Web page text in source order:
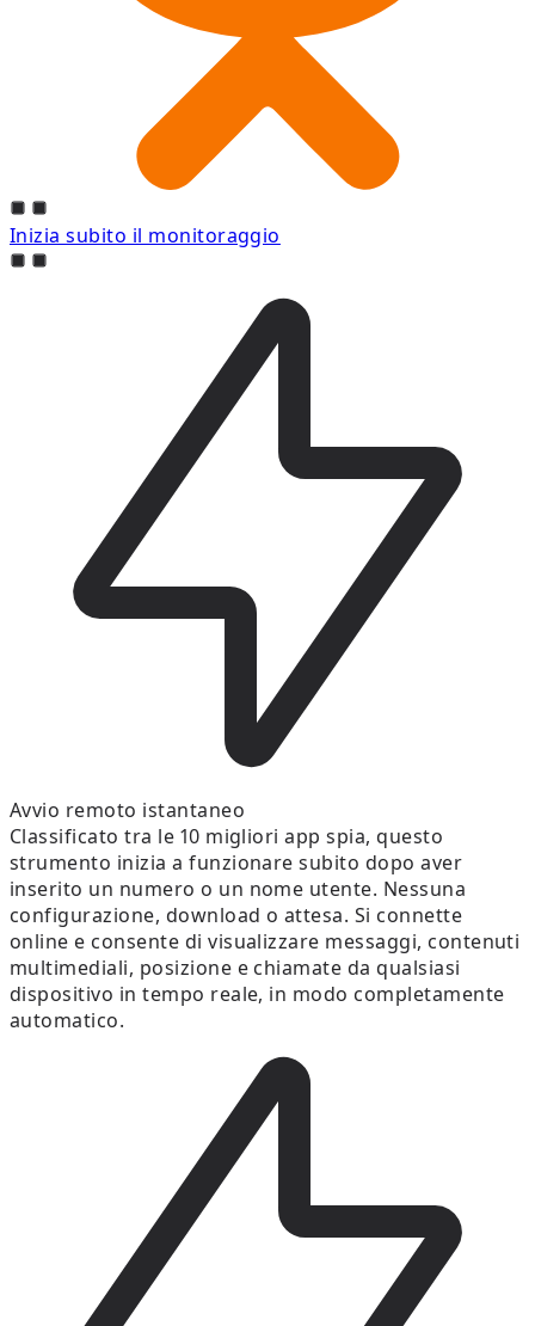
Inizia subito il monitoraggio
Avvio remoto istantaneo
Classificato tra le 10 migliori app spia, questo
strumento inizia a funzionare subito dopo aver
inserito un numero o un nome utente. Nessuna
configurazione, download o attesa. Si connette
online e consente di visualizzare messaggi, contenuti
multimediali, posizione e chiamate da qualsiasi
dispositivo in tempo reale, in modo completamente
automatico.